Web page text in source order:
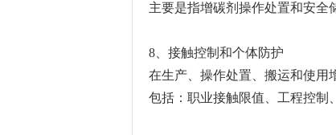
主要是指增碳剂操作处置和安全
8、接触控制和个体防护
在生产、操作处置、搬运和使用
包括：职业接触限值、工程控制